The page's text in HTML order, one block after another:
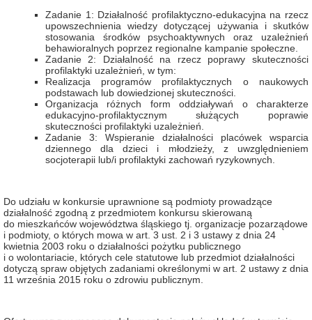
Zadanie 1: Działalność profilaktyczno-edukacyjna na rzecz
upowszechnienia wiedzy dotyczącej używania i skutków
stosowania środków psychoaktywnych oraz uzależnień
behawioralnych poprzez regionalne kampanie społeczne.
Zadanie 2: Działalność na rzecz poprawy skuteczności
profilaktyki uzależnień, w tym:
Realizacja programów profilaktycznych o naukowych
podstawach lub dowiedzionej skuteczności.
Organizacja różnych form oddziaływań o charakterze
edukacyjno-profilaktycznym służących poprawie
skuteczności profilaktyki uzależnień.
Zadanie 3: Wspieranie działalności placówek wsparcia
dziennego dla dzieci i młodzieży, z uwzględnieniem
socjoterapii lub/i profilaktyki zachowań ryzykownych.
Do udziału w konkursie uprawnione są podmioty prowadzące
działalność zgodną z przedmiotem konkursu skierowaną
do mieszkańców województwa śląskiego tj. organizacje pozarządowe
i podmioty, o których mowa w art. 3 ust. 2 i 3 ustawy z dnia 24
kwietnia 2003 roku o działalności pożytku publicznego
i o wolontariacie, których cele statutowe lub przedmiot działalności
dotyczą spraw objętych zadaniami określonymi w art. 2 ustawy z dnia
11 września 2015 roku o zdrowiu publicznym.